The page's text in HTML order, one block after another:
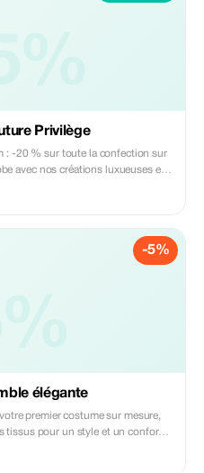
Privilège
: -20 % sur toute la confection sur
avec nos créations luxueuses et
-5%
élégante
premier costume sur mesure,
tissus pour un style et un confort